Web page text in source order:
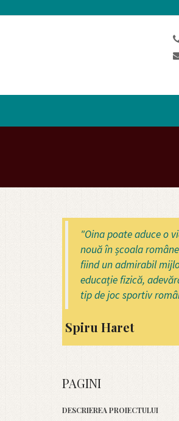
"Oina poate aduce o
nouă în școala
fiind un admirabil
educație fizică,
tip de joc sportiv
Spiru Haret
PAGINI
DESCRIEREA PROIECTULUI